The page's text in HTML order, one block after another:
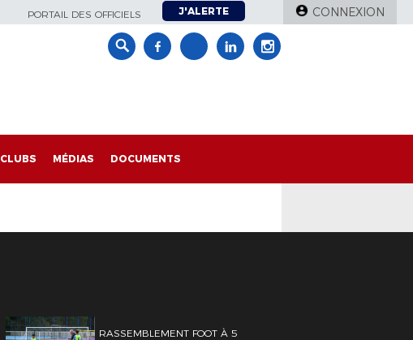
PORTAIL DES OFFICIELS J'ALERTE CONNEXION
CLUBS MÉDIAS DOCUMENTS
RASSEMBLEMENT FOOT À 5